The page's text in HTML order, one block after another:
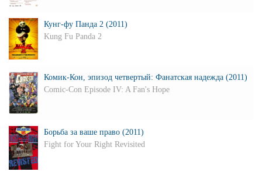
Кунг-фу Панда 2 (2011)
Kung Fu Panda 2
Комик-Кон, эпизод четвертый: Фанатская надежда (2011)
Comic-Con Episode IV: A Fan's Hope
Борьба за ваше право (2011)
Fight for Your Right Revisited